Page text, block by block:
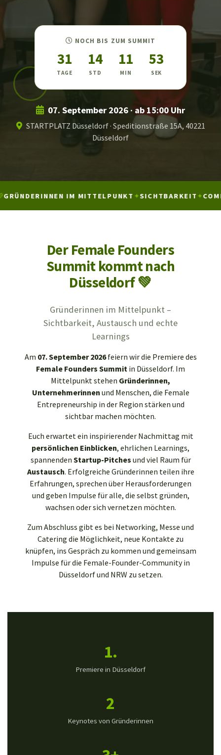
NOCH BIS ZUM SUMMIT
31
TAGE
14
STD
11
MIN
52
SEK
07. September 2026 · ab 15:00 Uhr
STARTPLATZ Düsseldorf · Speditionstraße 15A, 40221
Düsseldorf
IM MITTELPUNKT✦SICHTBARKEIT✦
Der Female Founders
Summit kommt nach
Düsseldorf 💚
Gründerinnen im Mittelpunkt –
Sichtbarkeit, Austausch und echte
Learnings
Am 07. September 2026feiern wir die Premiere des
Female Founders Summit in Düsseldorf. Im
Mittelpunkt stehen Gründerinnen,
Unternehmerinnen und Menschen, die Female
Entrepreneurship in der Region stärken und
sichtbar machen möchten.
Euch erwartet ein inspirierender Nachmittag mit
persönlichen Einblicken, ehrlichen Learnings,
spannenden Startup-Pitches und viel Raum für
Austausch. Erfolgreiche Gründerinnen teilen ihre
Erfahrungen, sprechen über Herausforderungen
und geben Impulse für alle, die selbst gründen,
wachsen oder sich vernetzen möchten.
Zum Abschluss gibt es bei Networking, Messe und
Catering die Möglichkeit, neue Kontakte zu
knüpfen, ins Gespräch zu kommen und gemeinsam
Impulse für die Female-Founder-Community in
Düsseldorf und NRW zu setzen.
1.
Premiere in Düsseldorf
2
Keynotes von Gründerinnen